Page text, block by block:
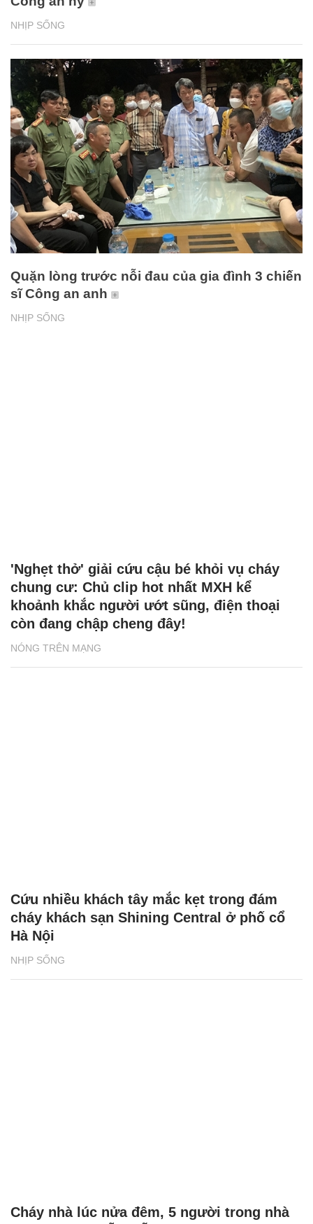
NHỊP SỐNG
NHỊP SỐNG
Quặn lòng trước nỗi đau của gia đình 3 chiến
sĩ Công an anh
NÓNG TRÊN MẠNG
'Nghẹt thở' giải cứu cậu bé khỏi vụ cháy
chung cư: Chủ clip hot nhất MXH kể
khoảnh khắc người ướt sũng, điện thoại
còn đang chập cheng đây!
NHỊP SỐNG
Cứu nhiều khách tây mắc kẹt trong đám
cháy khách sạn Shining Central ở phố cổ
Hà Nội
Cháy nhà lúc nửa đêm, 5 người trong nhà